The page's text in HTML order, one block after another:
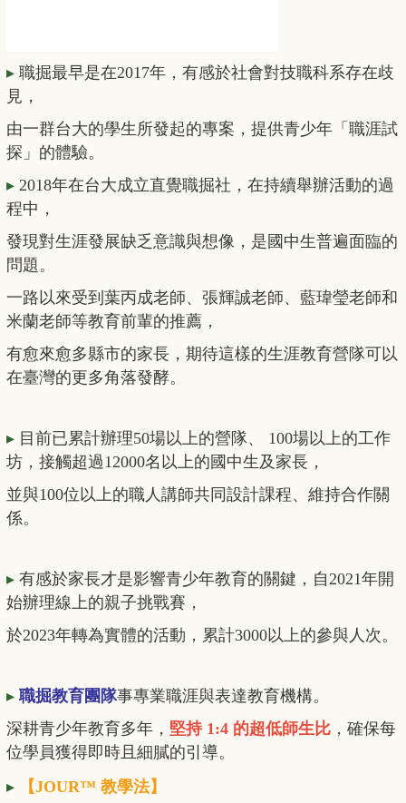
▸ 職掘最早是在2017年，有感於社會對技職科系存在歧
見，
由一群台大的學生所發起的專案，提供青少年「職涯試
探」的體驗。
▸ 2018年在台大成立直覺職掘社，在持續舉辦活動的過
程中，
發現對生涯發展缺乏意識與想像，是國中生普遍面臨的
問題。
一路以來受到葉丙成老師、張輝誠老師、藍瑋瑩老師和
米蘭老師等教育前輩的推薦，
有愈來愈多縣市的家長，期待這樣的生涯教育營隊可以
在臺灣的更多角落發酵。
▸ 目前已累計辦理50場以上的營隊、 100場以上的工作
坊，接觸超過12000名以上的國中生及家長，
並與100位以上的職人講師共同設計課程、維持合作關
係。
▸ 有感於家長才是影響青少年教育的關鍵，自2021年開
始辦理線上的親子挑戰賽，
於2023年轉為實體的活動，累計3000以上的參與人次。
▸ 職掘教育團隊事專業職涯與表達教育機構。
深耕青少年教育多年， 堅持 1:4 的超低師生比 ，確保每
位學員獲得即時且細膩的引導。
▸
【JOUR™ 教學法】